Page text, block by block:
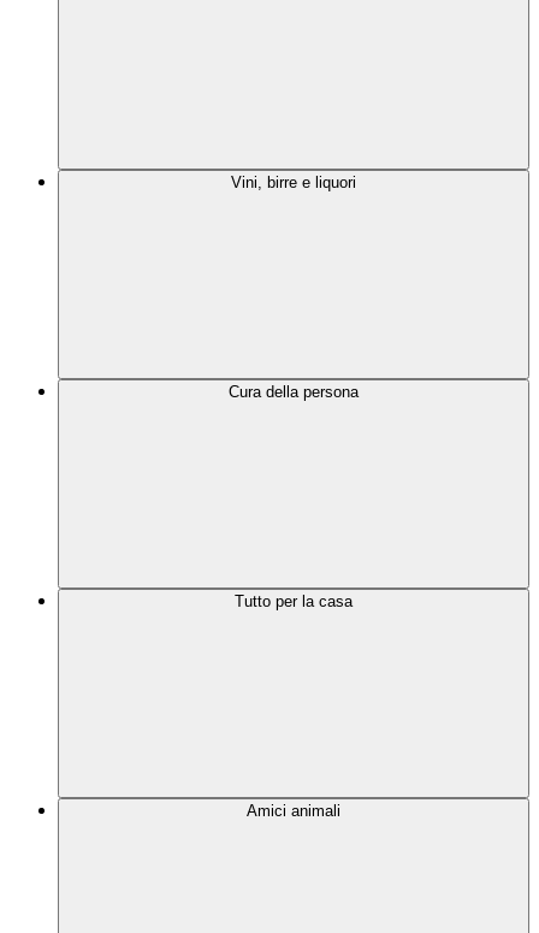
Vini, birre e liquori
Cura della persona
Tutto per la casa
Amici animali